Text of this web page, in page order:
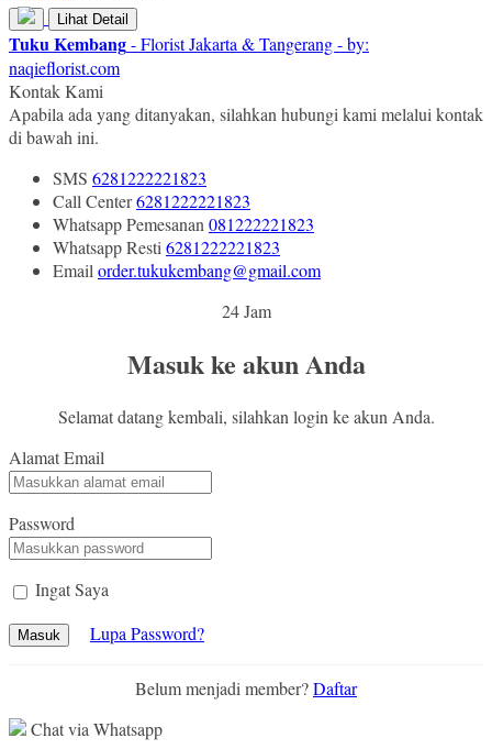
Lihat Detail
Tuku Kembang- Florist Jakarta & Tangerang - by:
naqieflorist.com
Kontak Kami
Apabila ada yang ditanyakan, silahkan hubungi kami melalui kontak
di bawah ini.
SMS 6281222221823
Call Center6281222221823
WhatsappPemesanan 081222221823
WhatsappResti 6281222221823
Email order.tukukembang@gmail.com
24 Jam
Masuk ke akun Anda
Selamat datang kembali, silahkan login ke akun Anda.
Alamat Email
Password
Ingat Saya
Masuk Lupa Password?
Belum menjadi member?Daftar
Chat via Whatsapp